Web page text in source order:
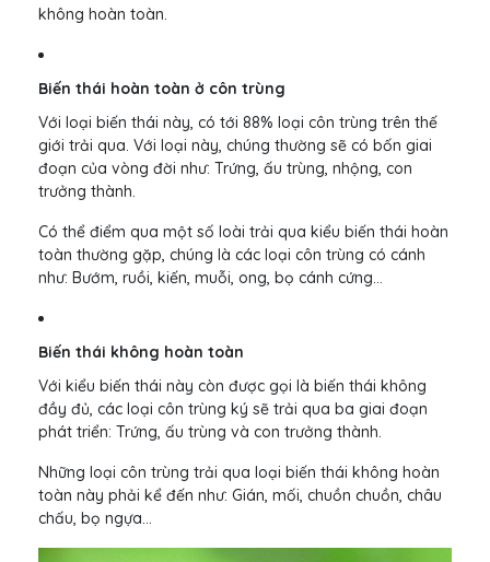
không hoàn toàn.
Biến thái hoàn toàn ở côn trùng
Với loại biến thái này, có tới 88% loại côn trùng trên thế
giới trải qua. Với loại này, chúng thường sẽ có bốn giai
đoạn của vòng đời như: Trứng, ấu trùng, nhộng, con
trưởng thành.
Có thể điểm qua một số loài trải qua kiểu biến thái hoàn
toàn thường gặp, chúng là các loại côn trùng có cánh
như: Bướm, ruồi, kiến, muỗi, ong, bọ cánh cứng…
Biến thái không hoàn toàn
Với kiểu biến thái này còn được gọi là biến thái không
đầy đủ, các loại côn trùng ký sẽ trải qua ba giai đoạn
phát triển: Trứng, ấu trùng và con trưởng thành.
Những loại côn trùng trải qua loại biến thái không hoàn
toàn này phải kể đến như: Gián, mối, chuồn chuồn, châu
chấu, bọ ngựa…